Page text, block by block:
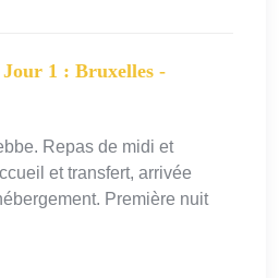
1 : Bruxelles -
Repas de midi et
et transfert, arrivée
Première nuit